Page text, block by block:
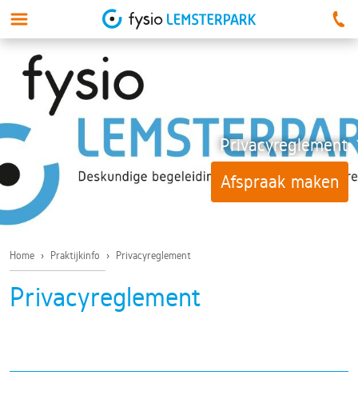
Privacyreglement
Afspraak maken
Home › Praktijkinfo › Privacyreglement
Privacyreglement